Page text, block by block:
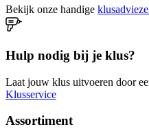
Bekijk onze handige
Hulp nodig bij je klus?
Laat jouw klus uitvoeren door
Klusservice
Assortiment